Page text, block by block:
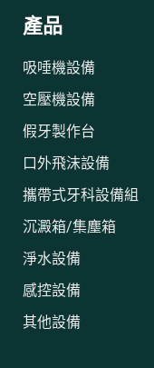
產品
吸唾機設備
空壓機設備
假牙製作台
口外飛沫設備
攜帶式牙科設備組
沉澱箱/集塵箱
淨水設備
感控設備
其他設備